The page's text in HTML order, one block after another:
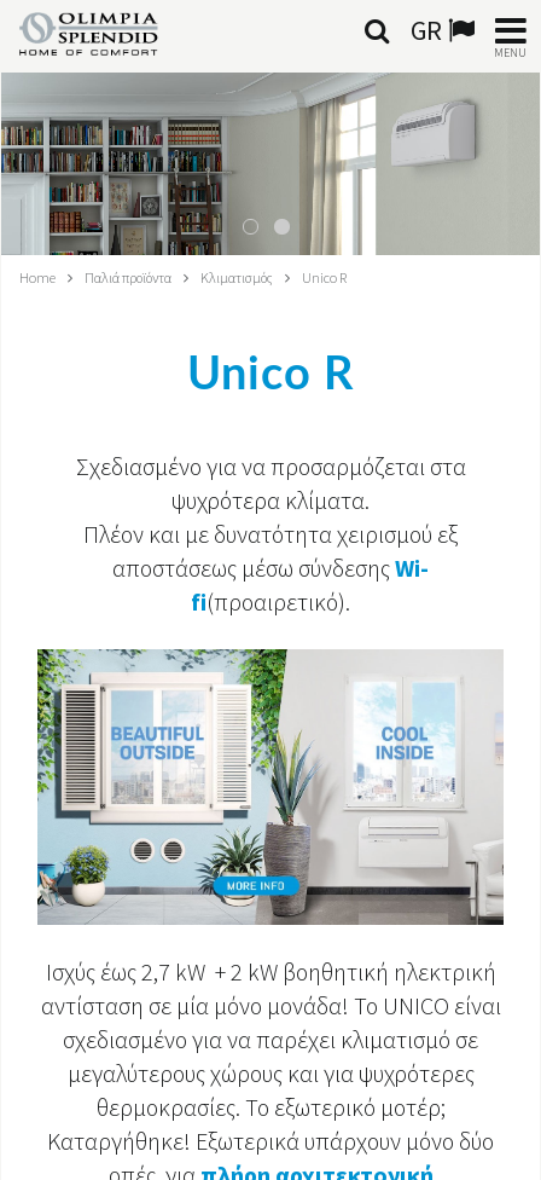
GR
MENU
HOME
ΚΛΙΜΑΤΙΣΜΌΣ
ΘΈΡΜΑΝΣΗ
ΕΠΙΚΟΙΝΩΝΊΑ
ΚΌΣΜΟΣ OS
ΈΓΓΡΑΦΑ ΠΡΟΪΌΝΤΩΝ
Home Παλιά προϊόντα Κλιματισμός Unico R
Unico R
Σχεδιασμένο για να προσαρμόζεται στα
ψυχρότερα κλίματα.
Πλέον και με δυνατότητα χειρισμού εξ
αποστάσεως μέσω σύνδεσηςWi-
fi(προαιρετικό).
Ισχύς έως 2,7 kW + 2 kW βοηθητική ηλεκτρική
αντίσταση σε μία μόνο μονάδα! Το UNICO είναι
σχεδιασμένο για να παρέχει κλιματισμό σε
μεγαλύτερους χώρους και για ψυχρότερες
θερμοκρασίες. Το εξωτερικό μοτέρ;
Καταργήθηκε! Εξωτερικά υπάρχουν μόνο δύο